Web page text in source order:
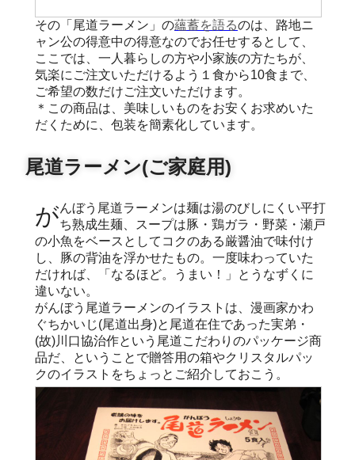
その「尾道ラーメン」の蘊蓄を語るのは、路地ニ
ャン公の得意中の得意なのでお任せするとして、
ここでは、一人暮らしの方や小家族の方たちが、
気楽にご注文いただけるよう１食から10食まで、
ご希望の数だけご注文いただけます。
＊この商品は、美味しいものをお安くお求めいた
だくために、包装を簡素化しています。
尾道ラーメン(ご家庭用)
がんぼう尾道ラーメンは麺は湯のびしにくい平打ち熟成生麺、スープは豚・鶏ガラ・野菜・瀬戸
の小魚をベースとしてコクのある厳醤油で味付け
し、豚の背油を浮かせたもの。一度味わっていた
だければ、「なるほど。うまい！」とうなずくに
違いない。
がんぼう尾道ラーメンのイラストは、漫画家かわ
ぐちかいじ(尾道出身)と尾道在住であった実弟・
(故)川口協治作という尾道こだわりのパッケージ商
品だ、ということで贈答用の箱やクリスタルパッ
クのイラストをちょっとご紹介しておこう。